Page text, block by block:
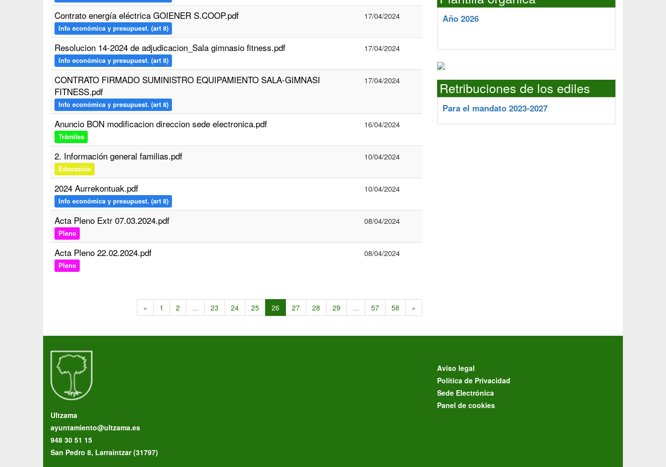
Contrato energía eléctrica GOIENER S.COOP.pdf
Info económica y presupuest. (art 8)
17/04/2024
Resolucion 14-2024 de adjudicacion_Sala gimnasio fitness.pdf
Info económica y presupuest. (art 8)
17/04/2024
CONTRATO FIRMADO SUMINISTRO EQUIPAMIENTO SALA-GIMNASI
FITNESS.pdf
Info económica y presupuest. (art 8)
17/04/2024
Anuncio BON modificacion direccion sede electronica.pdf
Trámites
16/04/2024
2. Información general familias.pdf
Educación
10/04/2024
2024 Aurrekontuak.pdf
Info económica y presupuest. (art 8)
10/04/2024
Acta Pleno Extr 07.03.2024.pdf
Pleno
08/04/2024
Acta Pleno 22.02.2024.pdf
Pleno
08/04/2024
« 1 2 ... 23 24 25 26 27 28 29 ... 57 58 »
Año 2026
Retribuciones de los ediles
Para el mandato 2023-2027
Ultzama
ayuntamiento@ultzama.es
948 30 51 15
San Pedro 8, Larraintzar (31797)
Aviso legal
Política de Privacidad
Sede Electrónica
Panel de cookies